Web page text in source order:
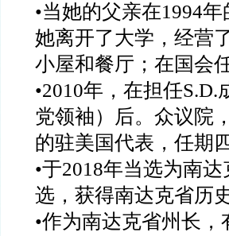
•当她的父亲在1994年
她离开了大学，经营
小屋和餐厅；在国会
•2010年，在担任S.D.
党领袖）后。众议院
的驻美国代表，任期
•于2018年当选为南
选，获得南达克省历
•作为南达克省州长